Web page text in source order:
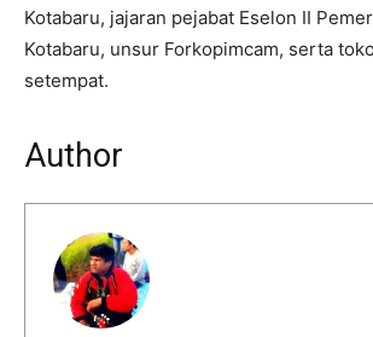
Kotabaru, jajaran pejabat Eselon II
Kotabaru, unsur Forkopimcam, serta
setempat.
Author